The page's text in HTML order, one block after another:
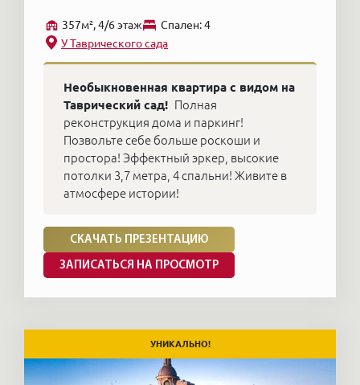
357м², 4/6 этаж
Cпален: 4
У Таврического сада
Необыкновенная квартира с видом на
Таврический сад! Полная
реконструкция дома и паркинг!
Позвольте себе больше роскоши и
простора! Эффектный эркер, высокие
потолки 3,7 метра, 4 спальни! Живите в
атмосфере истории!
СКАЧАТЬ ПРЕЗЕНТАЦИЮ
ЗАПИСАТЬСЯ НА ПРОСМОТР
УНИКАЛЬНО!